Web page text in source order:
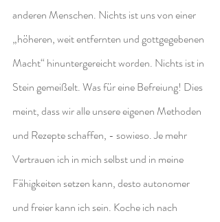
anderen Menschen. Nichts ist uns von einer
„höheren, weit entfernten und gottgegebenen
Macht“ hinuntergereicht worden. Nichts ist in
Stein gemeißelt. Was für eine Befreiung! Dies
meint, dass wir alle unsere eigenen Methoden
und Rezepte schaffen, - sowieso. Je mehr
Vertrauen ich in mich selbst und in meine
Fähigkeiten setzen kann, desto autonomer
und freier kann ich sein. Koche ich nach